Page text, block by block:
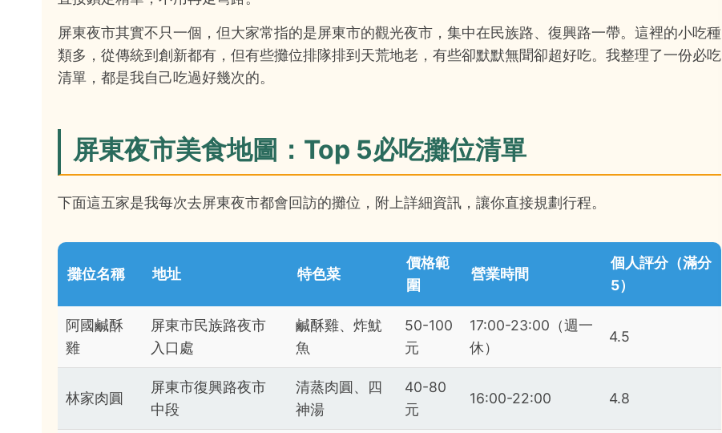
屏東夜市其實不只一個，但大家常指的是屏東市的觀光夜市，集中在民族路、復興路一帶。這裡的小吃種
類多，從傳統到創新都有，但有些攤位排隊排到天荒地老，有些卻默默無聞卻超好吃。我整理了一份必吃
清單，都是我自己吃過好幾次的。
屏東夜市美食地圖：Top 5必吃攤位清單
下面這五家是我每次去屏東夜市都會回訪的攤位，附上詳細資訊，讓你直接規劃行程。
攤位名稱 地址 特色菜
價格範
圍
營業時間
個人評分（滿分
5）
阿國鹹酥
雞
屏東市民族路夜市
入口處
鹹酥雞、炸魷
魚
50-100
元
17:00-23:00（週一
休）
4.5
林家肉圓
屏東市復興路夜市
中段
清蒸肉圓、四
神湯
40-80
元
16:00-22:00 4.8